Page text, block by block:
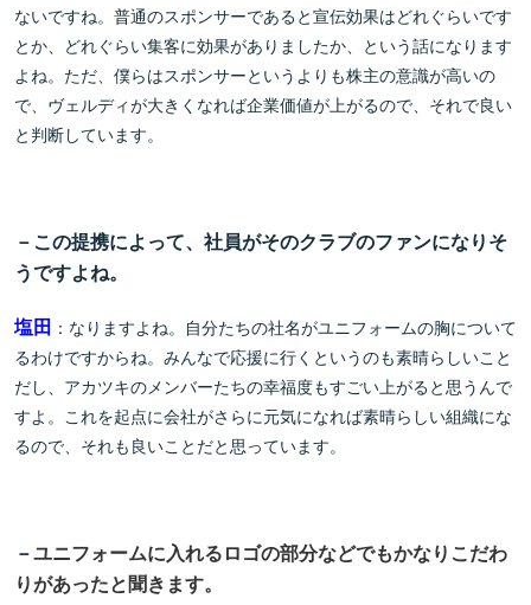
ないですね。普通のスポンサーであると宣伝効果はどれぐらいです
とか、どれぐらい集客に効果がありましたか、という話になります
よね。ただ、僕らはスポンサーというよりも株主の意識が高いの
で、ヴェルディが大きくなれば企業価値が上がるので、それで良い
と判断しています。
－この提携によって、社員がそのクラブのファンになりそ
うですよね。
塩田 ：なりますよね。自分たちの社名がユニフォームの胸について
るわけですからね。みんなで応援に行くというのも素晴らしいこと
だし、アカツキのメンバーたちの幸福度もすごい上がると思うんで
すよ。これを起点に会社がさらに元気になれば素晴らしい組織にな
るので、それも良いことだと思っています。
－ユニフォームに入れるロゴの部分などでもかなりこだわ
りがあったと聞きます。